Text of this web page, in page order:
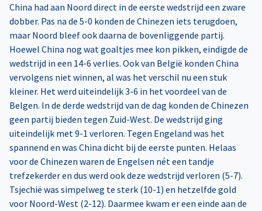
China had aan Noord direct in de eerste wedstrijd een zware
dobber. Pas na de 5-0 konden de Chinezen iets terugdoen,
maar Noord bleef ook daarna de bovenliggende partij.
Hoewel China nog wat goaltjes mee kon pikken, eindigde de
wedstrijd in een 14-6 verlies. Ook van België konden China
vervolgens niet winnen, al was het verschil nu een stuk
kleiner. Het werd uiteindelijk 3-6 in het voordeel van de
Belgen. In de derde wedstrijd van de dag konden de Chinezen
geen partij bieden tegen Zuid-West. De wedstrijd ging
uiteindelijk met 9-1 verloren. Tegen Engeland was het
spannend en was China dicht bij de eerste punten. Helaas
voor de Chinezen waren de Engelsen nét een tandje
trefzekerder en dus werd ook deze wedstrijd verloren (5-7).
Tsjechië was simpelweg te sterk (10-1) en hetzelfde gold
voor Noord-West (2-12). Daarmee kwam er een einde aan de